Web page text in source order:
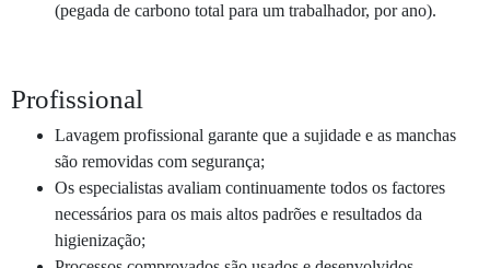
(pegada de carbono total para um trabalhador, por ano).
Profissional
Lavagem profissional garante que a sujidade e as manchas
são removidas com segurança;
Os especialistas avaliam continuamente todos os factores
necessários para os mais altos padrões e resultados da
higienização;